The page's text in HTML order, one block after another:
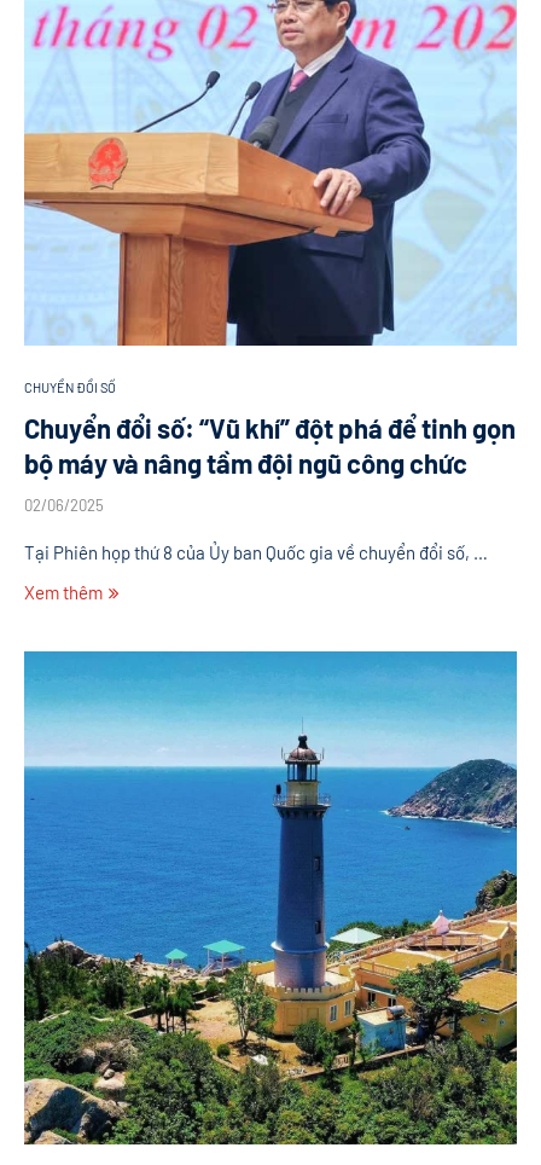
CHUYỂN ĐỔI SỐ
Chuyển đổi số: “Vũ khí” đột phá để tinh gọn
bộ máy và nâng tầm đội ngũ công chức
02/06/2025
Tại Phiên họp thứ 8 của Ủy ban Quốc gia về chuyển đổi số, …
Xem thêm